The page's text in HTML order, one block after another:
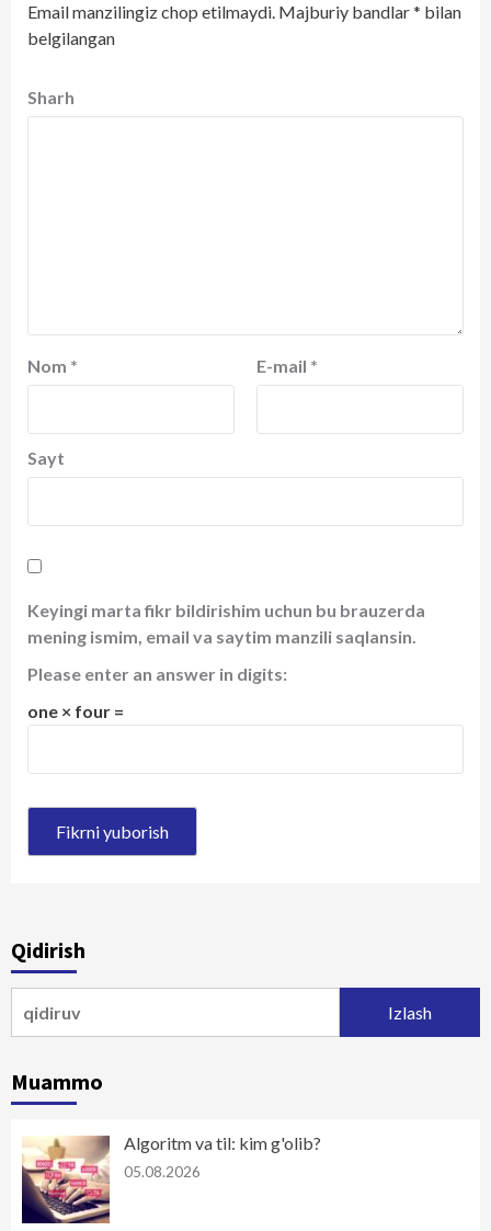
Email manzilingiz chop etilmaydi. Majburiy bandlar* bilan
belgilangan
Sharh
Nom * E-mail *
Sayt
Keyingi marta fikr bildirishim uchun bu brauzerda
mening ismim, email va saytim manzili saqlansin.
Please enter an answer in digits:
one × four =
Qidirish
Muammo
Algoritm va til: kim g'olib?
05.08.2026